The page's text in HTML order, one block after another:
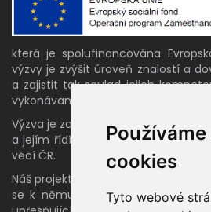
cookies
Tyto webové
která je spolufinancována
výzvy je zvýšit úroveň znalostí a
a zajistit tak soulad jejich
vykonávané pracovní činnosti.
Výzva je zahrnuta v programu OP
a jejím řídícím orgánem je
věcí ČR.
Náš projekt bude finalizován v roce
se k němu na svých stránkách